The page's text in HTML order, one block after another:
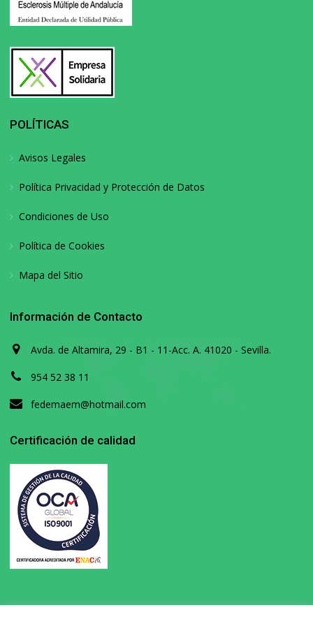
POLÍTICAS
Avisos Legales
Política Privacidad y Protección de Datos
Condiciones de Uso
Política de Cookies
Mapa del Sitio
Información de Contacto
Avda. de Altamira, 29 - B1 - 11-Acc. A. 41020 - Sevilla.
954 52 38 11
fedemaem@hotmail.com
Certificación de calidad